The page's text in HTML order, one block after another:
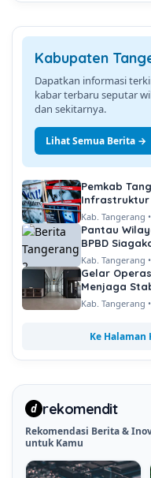
Kabupaten
Dapatkan informasi
kabar terbaru seputar
dan sekitarnya.
Lihat Semua Berita →
Pemkab
Infrastruktur
Kab. Tangerang •
Pantau
BPBD
Kab. Tangerang •
Gelar
Menjaga
Kab. Tangerang •
Ke Halaman
d rekomendit
Rekomendasi Berita &
untuk Kamu